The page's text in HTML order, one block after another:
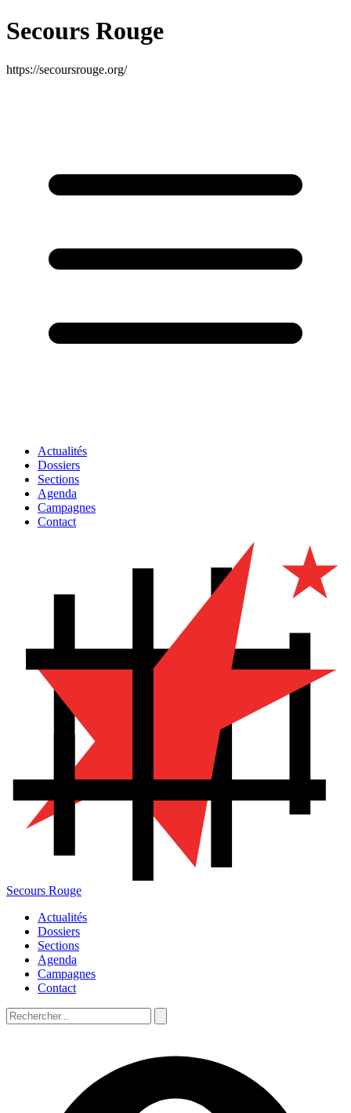
Secours Rouge
https://secoursrouge.org/
Actualités
Dossiers
Sections
Agenda
Campagnes
Contact
Secours Rouge
Actualités
Dossiers
Sections
Agenda
Campagnes
Contact